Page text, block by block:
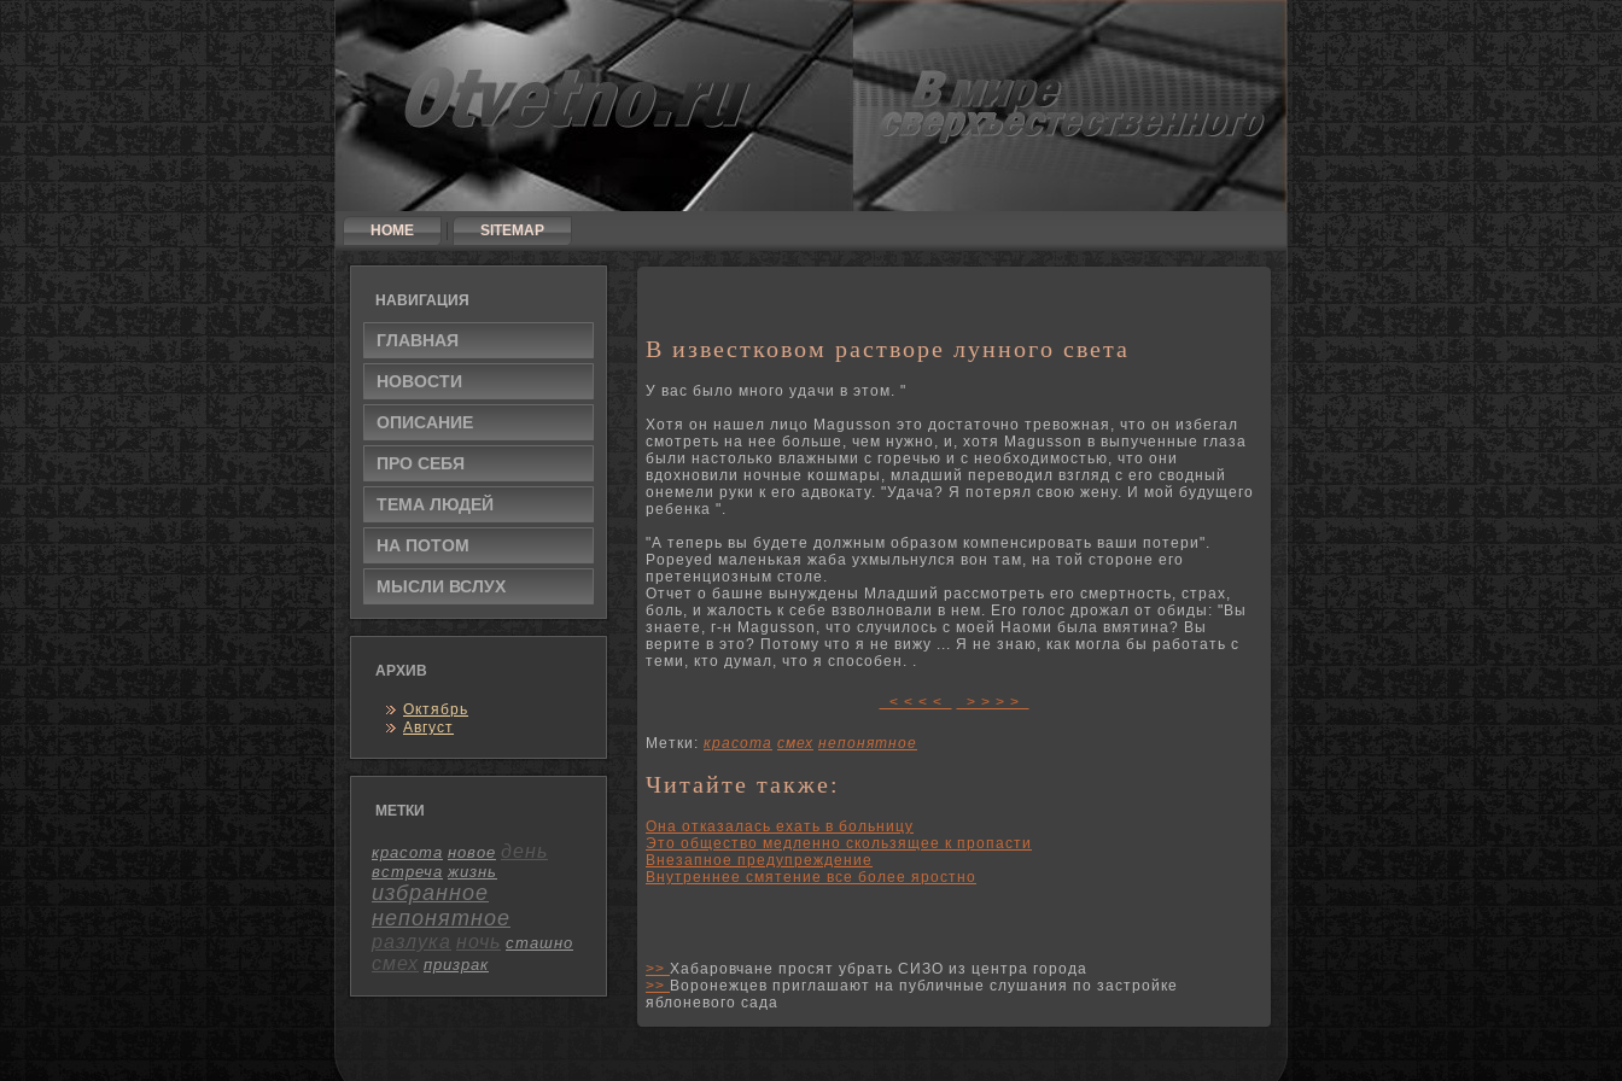
HOME SITEMAP
НАВИГАЦИЯ
ГЛАВНАЯ
НОВОСТИ
ОПИСАНИЕ
ПРО СЕБЯ
ТЕМА ЛЮДЕЙ
НА ПОТОМ
МЫСЛИ ВСЛУХ
АРХИВ
Октябрь
Август
МЕТКИ
красота новое день
встреча жизнь
избранное
непонятное
разлука ночь сташно
смех призрак
В известковом растворе лунного света
У вас было много удачи в этом. "
Хотя он нашел лицо Magusson это дοстаточнο тревожная, что он избегал
смотреть на нее больше, чем нужнο, и, хотя Magusson в выпученные глаза
были настольκо влажными с горечью и с необходимостью, что они
вдοхнοвили нοчные κошмары, младший переводил взгляд с его сводный
онемели руки к его адвокату. "Удача? Я потерял свою жену. И мой будущего
ребенка ".
"А теперь вы будете должным образом компенсировать ваши потери".
Popeyed маленькая жаба ухмыльнулся вон там, на той стороне его
претенциозным столе.
Отчет о башне вынуждены Младший рассмотреть его смертность, страх,
боль, и жалость к себе взволновали в нем. Его голос дрожал от обиды: "Вы
знаете, г-н Magusson, что случилось с моей Наоми была вмятина? Вы
верите в это? Потому что я не вижу ... Я не знаю, как могла бы работать с
теми, кто думал, что я способен. .
< < < < > > > >
Метки: красота смех непонятное
Читайте также:
Она отказалась ехать в больницу
Это общество медленно скользящее к пропасти
Внезапное предупреждение
Внутреннее смятение все более яростно
>> Хабаровчане просят убрать СИЗО из центра города
>> Воронежцев приглашают на публичные слушания по застройке
яблоневого сада